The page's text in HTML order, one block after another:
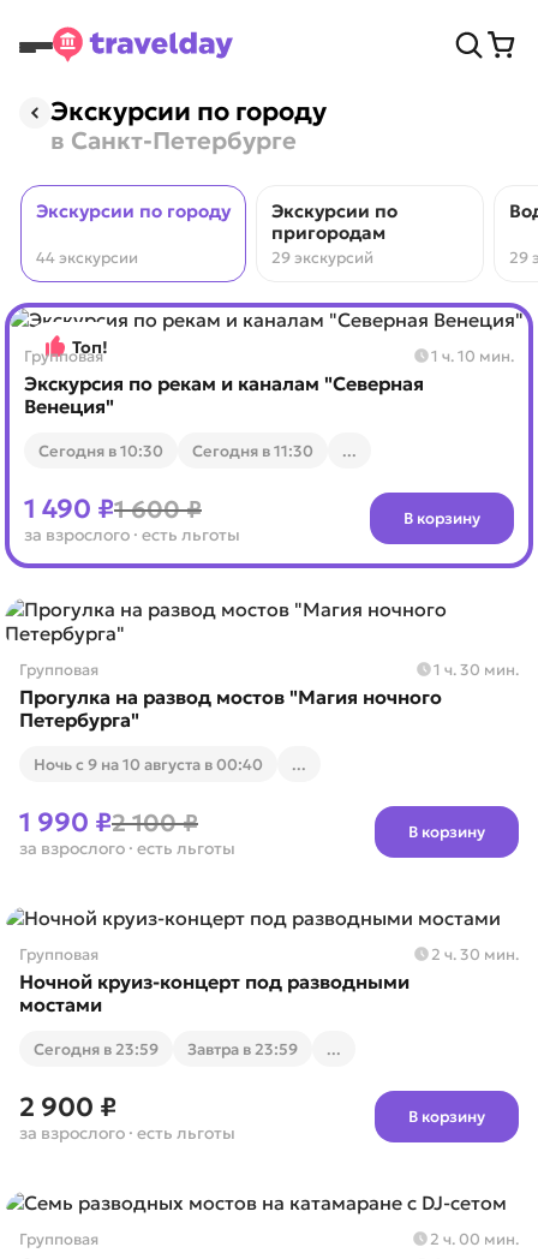
Экскурсии по городу
в Санкт-Петербурге
Экскурсии по городу
44 экскурсии
Экскурсии по
пригородам
29 экскурсий 29
Топ!
Групповая 1 ч. 10 мин.
Экскурсия по рекам и каналам "Северная
Венеция"
Cегодня в 10:30 Cегодня в 11:30 ...
1 490 ₽1 600 ₽
за взрослого · есть льготы
В корзину
Групповая 1 ч. 30 мин.
Прогулка на развод мостов "Магия ночного
Петербурга"
Ночь с 9 на 10 августа в 00:40 ...
1 990 ₽2 100 ₽
за взрослого · есть льготы
В корзину
Групповая 2 ч. 30 мин.
Ночной круиз-концерт под разводными
мостами
Cегодня в 23:59 Завтра в 23:59 ...
2 900 ₽
за взрослого · есть льготы
В корзину
Групповая 2 ч. 00 мин.